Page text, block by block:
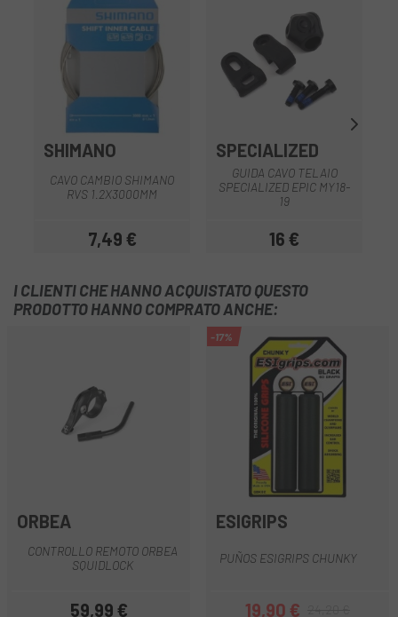
SHIMANO
CAVO CAMBIO SHIMANO
RVS 1.2X3000MM
Prezzo
7,49 €
SPECIALIZED
GUIDA CAVO TELAIO
SPECIALIZED EPIC MY18-
19
Prezzo
16 €
I CLIENTI CHE HANNO ACQUISTATO QUESTO
PRODOTTO HANNO COMPRATO ANCHE:
ORBEA
CONTROLLO REMOTO ORBEA
SQUIDLOCK
59,99 €
-17%
ESIGRIPS
PUÑOS ESIGRIPS CHUNKY
19,90 €